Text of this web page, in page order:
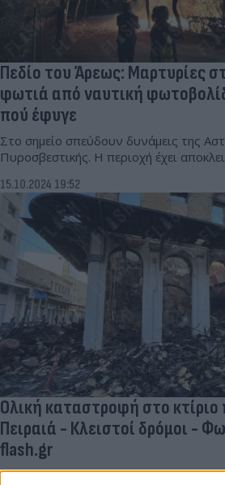
Πεδίο του Άρεως: Μαρτυρίες
φωτιά από ναυτική
πού έφυγε
Στο σημείο σπεύδουν δυνάμεις της
Πυροσβεστικής. Η περιοχή έχει
15.10.2024 19:52
Ολική καταστροφή στο
Πειραιά - Κλειστοί δρόμοι -
flash.gr
Η πυρκαγιά εκδηλώθηκε υπό